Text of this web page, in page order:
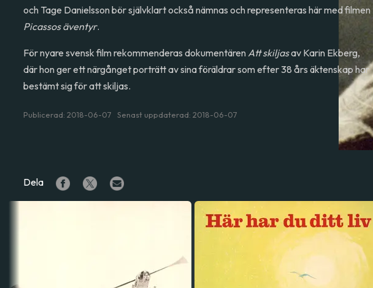
och Tage Danielsson bör självklart också nämnas och representeras här med filmen
Picassos äventyr.
För nyare svensk film rekommenderas dokumentärenAtt skiljasav Karin Ekberg,
där hon ger ett närgånget porträtt av sina föräldrar som efter 38 års äktenskap har
bestämt sig för att skiljas.
Publicerad: 2018-06-07 Senast uppdaterad: 2018-06-07
Dela